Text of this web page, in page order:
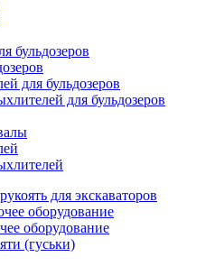
бульдозеров
для бульдозеров
для бульдозеров
для экскаваторов
оборудование
оборудование
(гуськи)